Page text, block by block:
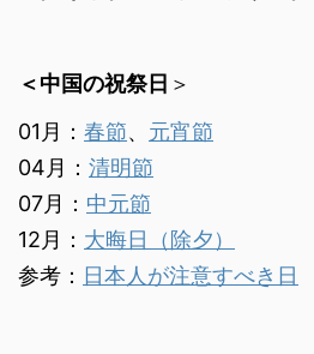
＜中国の祝祭日 ＞
01月： 春節、 元宵節
04月： 清明節
07月： 中元節
12月： 大晦日（除夕）
参考： 日本人が注意すべき日